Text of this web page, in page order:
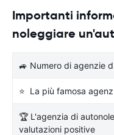
Importanti
noleggiare
🚙 Numero di agenzie
⭐ La più famosa
🏆 L'agenzia di
valutazioni positive